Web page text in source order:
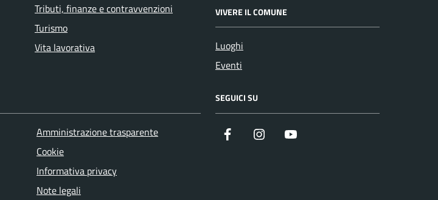
Tributi, finanze e contravvenzioni
Turismo
Vita lavorativa
VIVERE IL COMUNE
Luoghi
Eventi
Amministrazione trasparente
Cookie
Informativa privacy
Note legali
SEGUICI SU
Facebook Instagram